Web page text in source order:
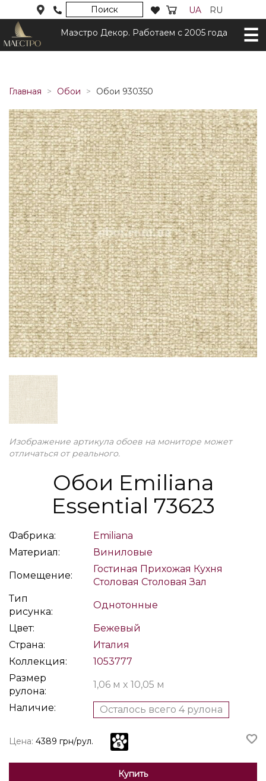
Поиск UA RU
Маэстро Декор. Работаем с 2005 года
Главная Обои Обои 930350
Изображение артикула обоев на мониторе может
отличаться от реального.
Обои Emiliana
Essential 73623
Фабрика:
Emiliana
Материал:
Виниловые
Помещение:
Гостиная Прихожая Кухня
Столовая Столовая Зал
Тип
рисунка:
Однотонные
Цвет:
Бежевый
Страна:
Италия
Коллекция:
1053777
Размер
рулона:
1,06 м x 10,05 м
Наличие: Осталось всего 4 рулона
Цена: 4389 грн/рул.
Купить